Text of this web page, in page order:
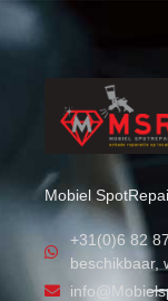
Mobiel
+31(0)6 82
beschikbaar,